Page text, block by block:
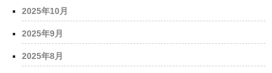
2025年10月
2025年9月
2025年8月